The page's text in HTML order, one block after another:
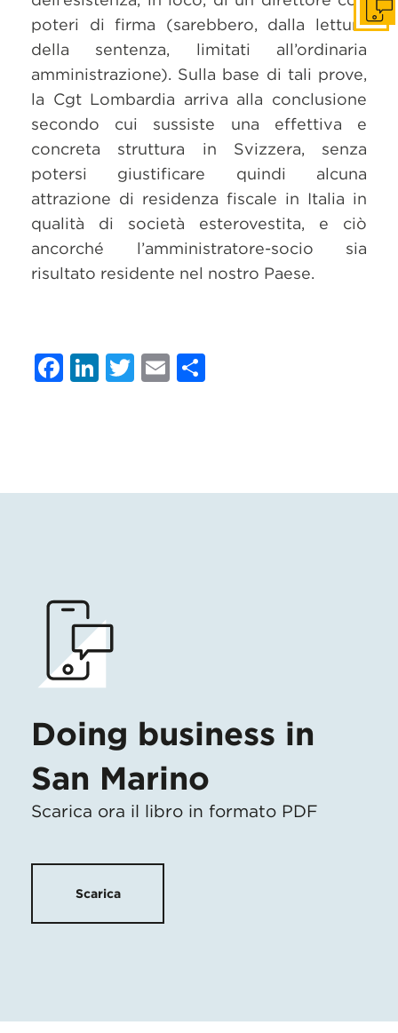
poteri di firma (sarebbero, dalla lettura
della sentenza, limitati all’ordinaria
amministrazione). Sulla base di tali prove,
la Cgt Lombardia arriva alla conclusione
secondo cui sussiste una effettiva e
concreta struttura in Svizzera, senza
potersi giustificare quindi alcuna
attrazione di residenza fiscale in Italia in
qualità di società esterovestita, e ciò
ancorché l’amministratore-socio sia
risultato residente nel nostro Paese.
Facebook
LinkedIn
Twitter
Email
Doing business in
San Marino
Scarica ora il libro in formato PDF
Scarica
Get